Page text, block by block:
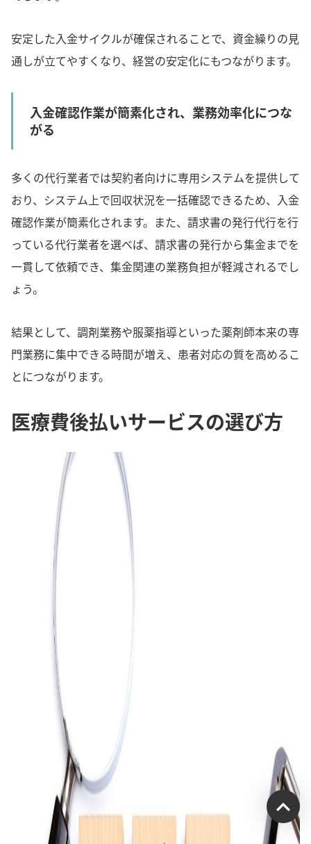
安定した入金サイクルが確保されることで、資金繰りの見
通しが立てやすくなり、経営の安定化にもつながります。
入金確認作業が簡素化され、業務効率化につな
がる
多くの代行業者では契約者向けに専用システムを提供して
おり、システム上で回収状況を一括確認できるため、入金
確認作業が簡素化されます。また、請求書の発行代行を行
っている代行業者を選べば、請求書の発行から集金までを
一貫して依頼でき、集金関連の業務負担が軽減されるでし
ょう。
結果として、調剤業務や服薬指導といった薬剤師本来の専
門業務に集中できる時間が増え、患者対応の質を高めるこ
とにつながります。
医療費後払いサービスの選び方
受付時間：平日9:00~17:00